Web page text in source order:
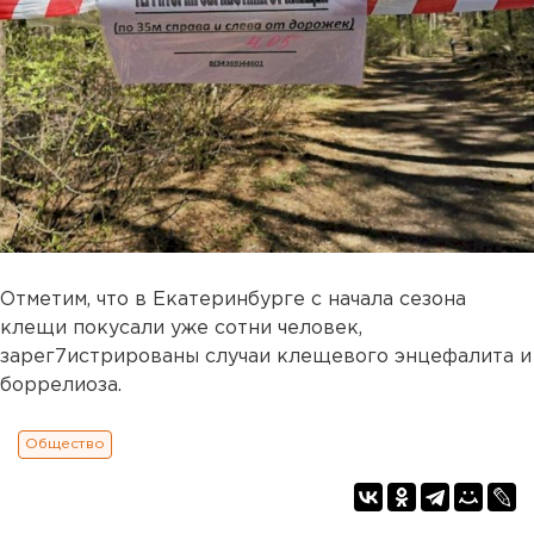
Отметим, что в Екатеринбурге с начала сезона
клещи покусали уже сотни человек,
зарег7истрированы случаи клещевого энцефалита и
боррелиоза.
Общество